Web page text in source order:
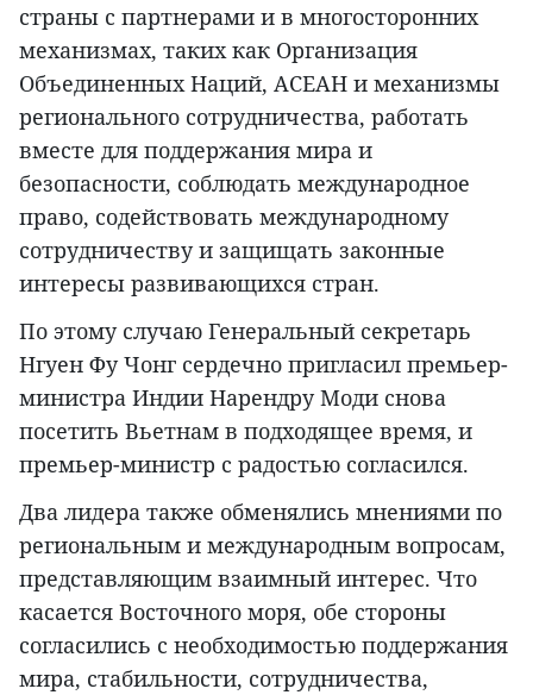
страны с партнерами и в многосторонних
механизмах, таких как Организация
Объединенных Наций, АСЕАН и механизмы
регионального сотрудничества, работать
вместе для поддержания мира и
безопасности, соблюдать международное
право, содействовать международному
сотрудничеству и защищать законные
интересы развивающихся стран.
По этому случаю Генеральный секретарь
Нгуен Фу Чонг сердечно пригласил премьер-
министра Индии Нарендру Моди снова
посетить Вьетнам в подходящее время, и
премьер-министр с радостью согласился.
Два лидера также обменялись мнениями по
региональным и международным вопросам,
представляющим взаимный интерес. Что
касается Восточного моря, обе стороны
согласились с необходимостью поддержания
мира, стабильности, сотрудничества,